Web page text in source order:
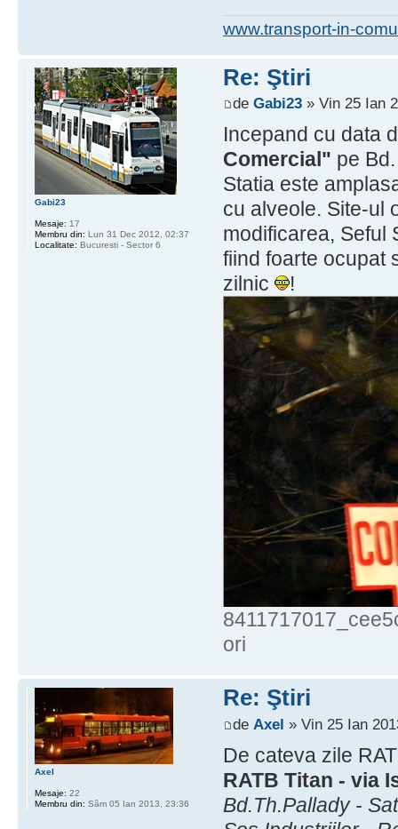
www.transport-in-
Re: Ştiri
de Gabi23» Vin 25 Ian
Incepand cu data
Comercial" pe
Statia este
cu alveole. Site-ul
modificarea, Seful
fiind foarte ocupat
zilnic
!
ori
Gabi23
Mesaje: 17
Membru din: Lun 31 Dec 2012, 02:37
Localitate: Bucuresti - Sector 6
Re: Ştiri
de Axel » Vin 25 Ian
De cateva zile
RATB Titan - via
Bd.Th.Pallady -
Axel
Mesaje: 22
Membru din: Sâm 05 Ian 2013, 23:36